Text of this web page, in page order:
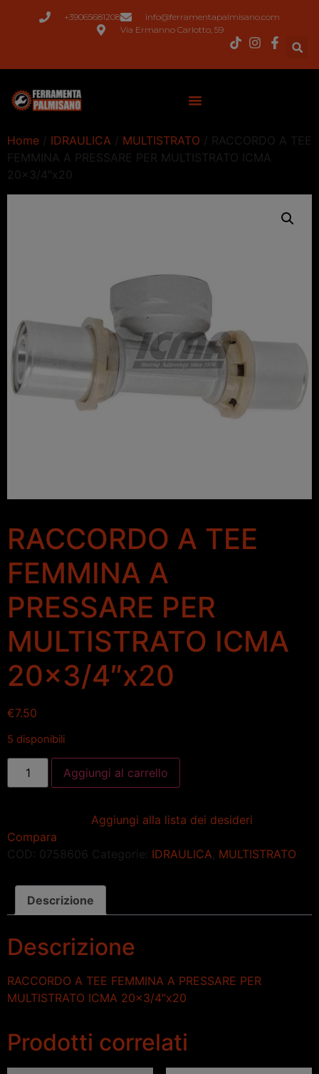
+39065681208
info@ferramentapalmisano.com
Via Ermanno Carlotto, 59
Home / IDRAULICA / MULTISTRATO / RACCORDO A TEE
FEMMINA A PRESSARE PER MULTISTRATO ICMA
20×3/4″x20
RACCORDO A TEE
FEMMINA A
PRESSARE PER
MULTISTRATO ICMA
20×3/4″x20
€7.50
5 disponibili
Aggiungi al carrello
Aggiungi alla lista dei desideri
Compara
COD: 0758606 Categorie: IDRAULICA MULTISTRATO
Descrizione
Descrizione
RACCORDO A TEE FEMMINA A PRESSARE PER
MULTISTRATO ICMA 20×3/4″x20
Prodotti correlati